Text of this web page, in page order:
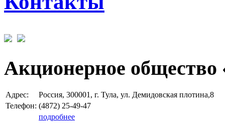
Акционерное общество
Адрес:
Россия, 300001, г. Тула, ул. Демидовская плотина,8
Телефон: (4872) 25-49-47
подробнее